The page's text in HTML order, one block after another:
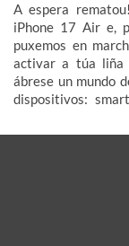
A espera
iPhone 17 Air e,
puxemos en
activar a túa liña
ábrese un mundo
dispositivos: